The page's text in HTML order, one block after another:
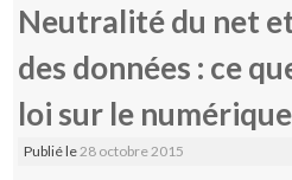
Neutralité du net
des données : ce
loi sur le numérique
Publié le 28 octobre 2015